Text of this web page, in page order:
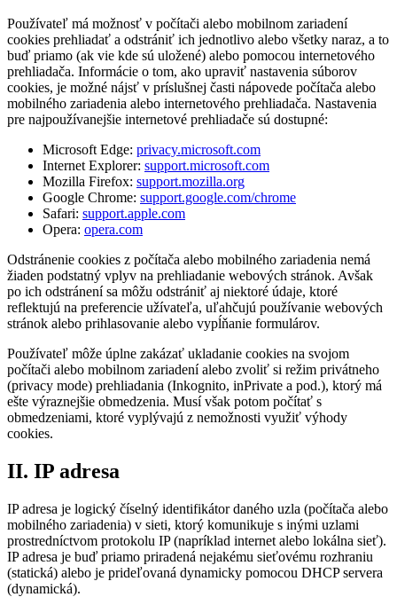
Používateľ má možnosť v počítači alebo mobilnom zariadení
cookies prehliadať a odstrániť ich jednotlivo alebo všetky naraz, a to
buď priamo (ak vie kde sú uložené) alebo pomocou internetového
prehliadača. Informácie o tom, ako upraviť nastavenia súborov
cookies, je možné nájsť v príslušnej časti nápovede počítača alebo
mobilného zariadenia alebo internetového prehliadača. Nastavenia
pre najpoužívanejšie internetové prehliadače sú dostupné:
Microsoft Edge: privacy.microsoft.com
Internet Explorer: support.microsoft.com
Mozilla Firefox: support.mozilla.org
Google Chrome: support.google.com/chrome
Safari: support.apple.com
Opera: opera.com
Odstránenie cookies z počítača alebo mobilného zariadenia nemá
žiaden podstatný vplyv na prehliadanie webových stránok. Avšak
po ich odstránení sa môžu odstrániť aj niektoré údaje, ktoré
reflektujú na preferencie užívateľa, uľahčujú používanie webových
stránok alebo prihlasovanie alebo vypĺňanie formulárov.
Používateľ môže úplne zakázať ukladanie cookies na svojom
počítači alebo mobilnom zariadení alebo zvoliť si režim privátneho
(privacy mode) prehliadania (Inkognito, inPrivate a pod.), ktorý má
ešte výraznejšie obmedzenia. Musí však potom počítať s
obmedzeniami, ktoré vyplývajú z nemožnosti využiť výhody
cookies.
II. IP adresa
IP adresa je logický číselný identifikátor daného uzla (počítača alebo
mobilného zariadenia) v sieti, ktorý komunikuje s inými uzlami
prostredníctvom protokolu IP (napríklad internet alebo lokálna sieť).
IP adresa je buď priamo priradená nejakému sieťovému rozhraniu
(statická) alebo je prideľovaná dynamicky pomocou DHCP servera
(dynamická).